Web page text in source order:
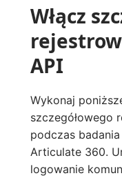
Włącz
API
Wykonaj
szczegółowego
podczas
Articulate 360.
logowanie